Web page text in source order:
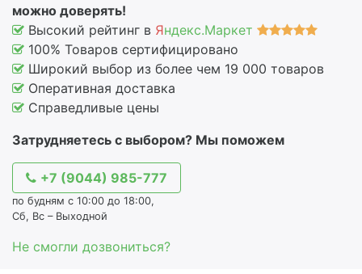
можно доверять!
Высокий рейтинг в Яндекс.Маркет
100% Товаров сертифицировано
Широкий выбор из более чем 19 000 товаров
Оперативная доставка
Справедливые цены
Затрудняетесь с выбором? Мы поможем
+7 (9044) 985-777
по будням с 10:00 до 18:00,
Сб, Вс – Выходной
Не смогли дозвониться?